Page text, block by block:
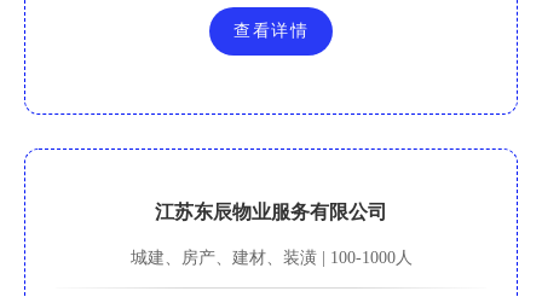
查看详情
江苏东辰物业服务有限公司
城建、房产、建材、装潢 | 100-1000人